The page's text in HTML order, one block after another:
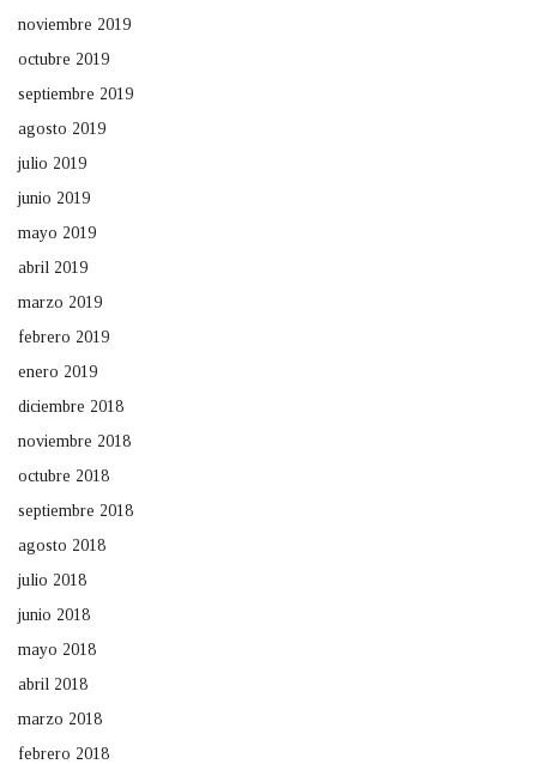
noviembre 2019
octubre 2019
septiembre 2019
agosto 2019
julio 2019
junio 2019
mayo 2019
abril 2019
marzo 2019
febrero 2019
enero 2019
diciembre 2018
noviembre 2018
octubre 2018
septiembre 2018
agosto 2018
julio 2018
junio 2018
mayo 2018
abril 2018
marzo 2018
febrero 2018